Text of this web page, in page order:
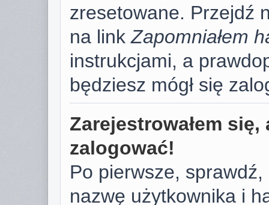
zresetowane. Przejdź
na linkZapomniałem
instrukcjami, a
będziesz mógł się
Zarejestrowałem
zalogować!
Po pierwsze,
nazwę użytkownika i